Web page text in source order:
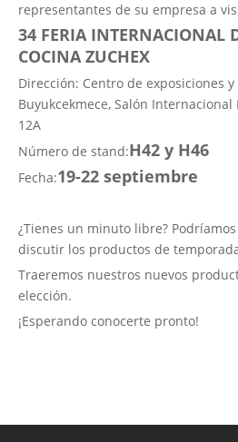
representantes de su empresa a
34 FERIA INTERNACIONAL
COCINA ZUCHEX
Dirección: Centro de exposiciones
Buyukcekmece, Salón
12A
Número de stand:H42 y H46
Fecha:19-22 septiembre
¿Tienes un minuto libre?
discutir los productos de
Traeremos nuestros nuevos
elección.
¡Esperando conocerte pronto!